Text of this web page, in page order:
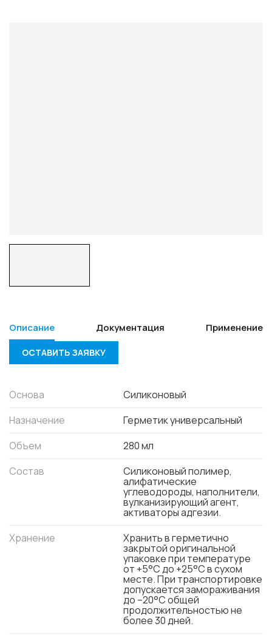
Описание Документация Применение
ОСТАВИТЬ ЗАЯВКУ
Основа
Силиконовый
Назначение
Герметик универсальный
Объем
280 мл
Состав
Силиконовый полимер,
алифатические
углеводороды, наполнители,
вулканизирующий агент,
активаторы адгезии.
Хранение
Хранить в герметично
закрытой оригинальной
упаковке при температуре
от +5°С до +25°С в сухом
месте. При транспортировке
допускается замораживания
до –20°С общей
продолжительностью не
более 30 дней.